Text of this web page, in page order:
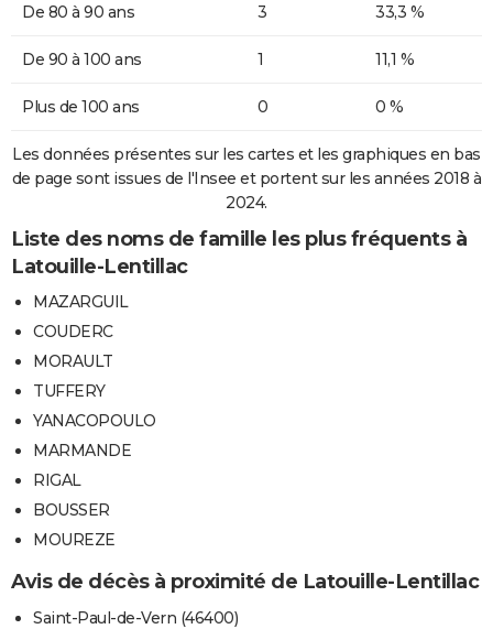
De 80 à 90 ans 3 33,3 %
De 90 à 100 ans 1 11,1 %
Plus de 100 ans 0 0 %
Les données présentes sur les cartes et les graphiques en bas
de page sont issues de l'Insee et portent sur les années 2018 à
2024.
Liste des noms de famille les plus fréquents à
Latouille-Lentillac
MAZARGUIL
COUDERC
MORAULT
TUFFERY
YANACOPOULO
MARMANDE
RIGAL
BOUSSER
MOUREZE
Avis de décès à proximité de Latouille-Lentillac
Saint-Paul-de-Vern (46400)